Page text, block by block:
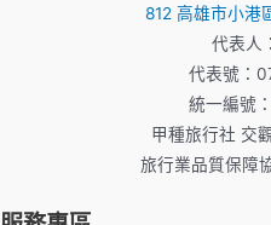
812 高雄市小港
代表人
代表號：
統一編號
甲種旅行社 交
旅行業品質保障